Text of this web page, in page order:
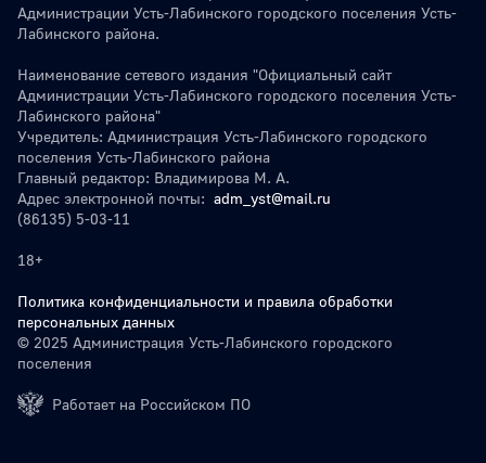
Администрации Усть-Лабинского городского поселения Усть-
Лабинского района.
Наименование сетевого издания "Официальный сайт
Администрации Усть-Лабинского городского поселения Усть-
Лабинского района"
Учредитель: Администрация Усть-Лабинского городского
поселения Усть-Лабинского района
Главный редактор: Владимирова М. А.
Адрес электронной почты: adm_yst@mail.ru
(86135) 5-03-11
18+
Политика конфиденциальности и правила обработки
персональных данных
© 2025 Администрация Усть-Лабинского городского
поселения
Работает на Российском ПО